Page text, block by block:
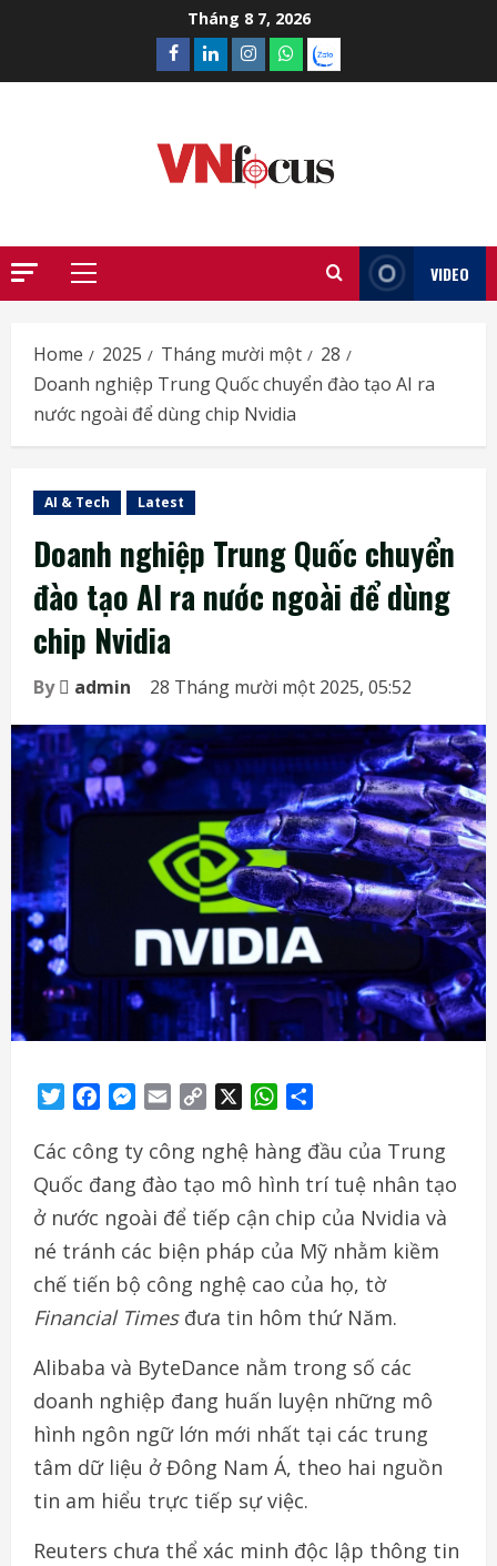
Tháng 8 7, 2026
Facebook
LinkedinInstagram
What’sapp
Zalo
Primary
VIDEO
Home 2025 Tháng mười một
28
Doanh nghiệp Trung Quốc chuyển đào tạo AI ra
nước ngoài để dùng chip Nvidia
AI & Tech Latest
Doanh nghiệp Trung Quốc chuyển
đào tạo AI ra nước ngoài để dùng
chip Nvidia
By admin 28 Tháng mười một 2025, 05:52
TwitterFacebookMessenger
Email
Copy
WhatsApp
Các công ty công nghệ hàng đầu của Trung
Quốc đang đào tạo mô hình trí tuệ nhân tạo
ở nước ngoài để tiếp cận chip của Nvidia và
né tránh các biện pháp của Mỹ nhằm kiềm
chế tiến bộ công nghệ cao của họ, tờ
Financial Timesđưa tin hôm thứ Năm.
Alibaba và ByteDance nằm trong số các
doanh nghiệp đang huấn luyện những mô
hình ngôn ngữ lớn mới nhất tại các trung
tâm dữ liệu ở Đông Nam Á, theo hai nguồn
tin am hiểu trực tiếp sự việc.
Reuters chưa thể xác minh độc lập thông tin